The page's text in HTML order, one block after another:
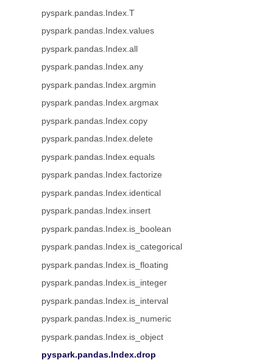
pyspark.pandas.Index.T
pyspark.pandas.Index.values
pyspark.pandas.Index.all
pyspark.pandas.Index.any
pyspark.pandas.Index.argmin
pyspark.pandas.Index.argmax
pyspark.pandas.Index.copy
pyspark.pandas.Index.delete
pyspark.pandas.Index.equals
pyspark.pandas.Index.factorize
pyspark.pandas.Index.identical
pyspark.pandas.Index.insert
pyspark.pandas.Index.is_boolean
pyspark.pandas.Index.is_categorical
pyspark.pandas.Index.is_floating
pyspark.pandas.Index.is_integer
pyspark.pandas.Index.is_interval
pyspark.pandas.Index.is_numeric
pyspark.pandas.Index.is_object
pyspark.pandas.Index.drop